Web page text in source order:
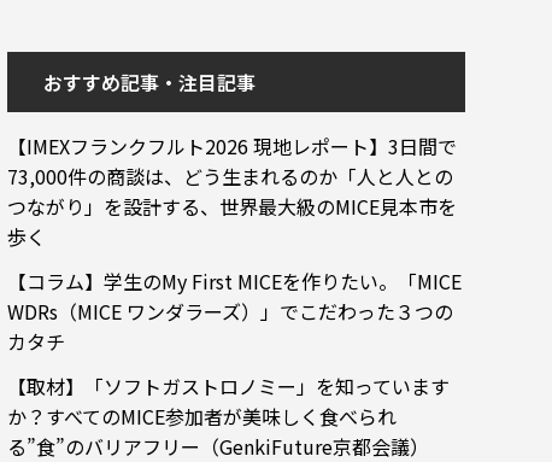
おすすめ記事・注目記事
【IMEXフランクフルト2026 現地レポート】3日間で
73,000件の商談は、どう生まれるのか「人と人との
つながり」を設計する、世界最大級のMICE見本市を
歩く
【コラム】学生のMy First MICEを作りたい。「MICE
WDRs（MICE ワンダラーズ）」でこだわった３つの
カタチ
【取材】「ソフトガストロノミー」を知っています
か？すべてのMICE参加者が美味しく食べられ
る”食”のバリアフリー（GenkiFuture京都会議）